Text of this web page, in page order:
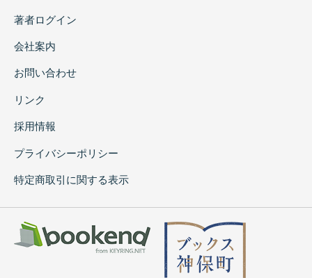
著者ログイン
会社案内
お問い合わせ
リンク
採用情報
プライバシーポリシー
特定商取引に関する表示